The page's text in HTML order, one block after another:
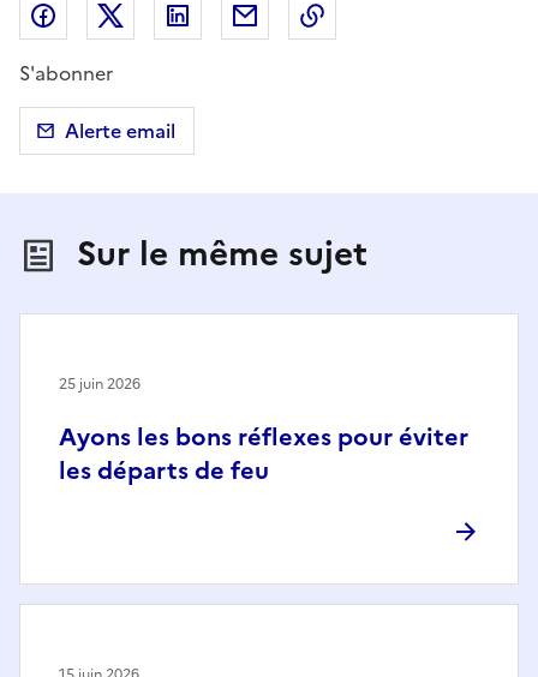
Partager sur Facebook
Partager sur X (anciennement Twitter)
Partager sur LinkedIn
Partager par email
S'abonner
Alerte email
Sur le même sujet
Ayons les bons réflexes pour éviter
les départs de feu
25 juin 2026